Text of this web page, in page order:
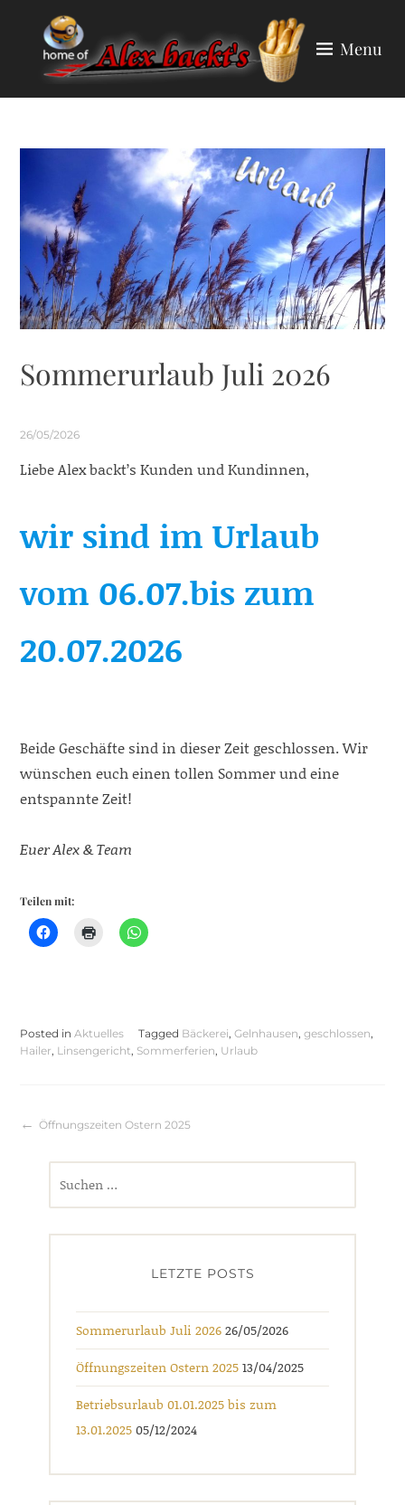
content
Menu
Sommerurlaub Juli 2026
26/05/2026
Liebe Alex backt’s Kunden und Kundinnen,
wir sind im Urlaub
vom 06.07.bis zum
20.07.2026
Beide Geschäfte sind in dieser Zeit geschlossen. Wir
wünschen euch einen tollen Sommer und eine
entspannte Zeit!
Euer Alex & Team
Teilen mit:
Posted inAktuelles Tagged Bäckerei,Gelnhausen,geschlossen,
Hailer, Linsengericht, Sommerferien, Urlaub
Beitragsnavigation
Öffnungszeiten Ostern 2025
LETZTE POSTS
Sommerurlaub Juli 202626/05/2026
Öffnungszeiten Ostern 202513/04/2025
Betriebsurlaub 01.01.2025 bis zum
13.01.202505/12/2024